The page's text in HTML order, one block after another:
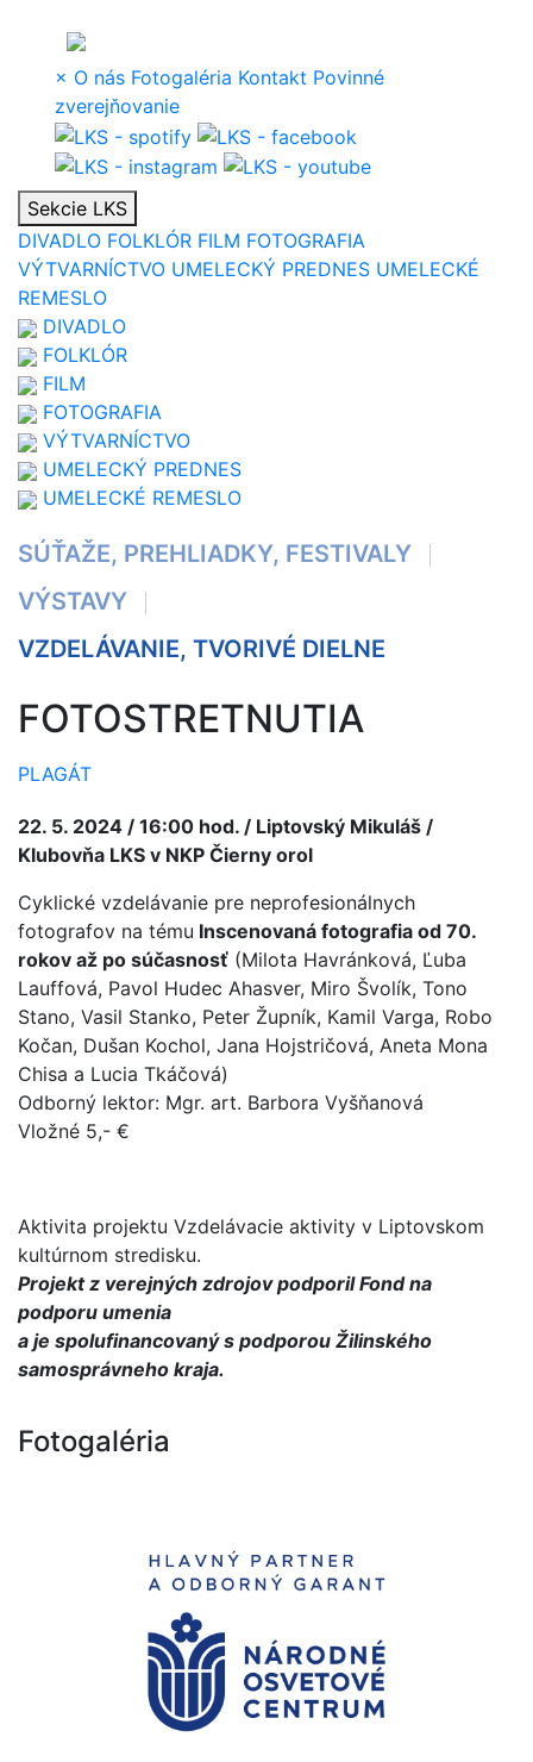
× O nás Fotogaléria Kontakt Povinné
zverejňovanie
Sekcie LKS
DIVADLO FOLKLÓR FILM FOTOGRAFIA
VÝTVARNÍCTVO UMELECKÝ PREDNES UMELECKÉ
REMESLO
DIVADLO
FOLKLÓR
FILM
FOTOGRAFIA
VÝTVARNÍCTVO
UMELECKÝ PREDNES
UMELECKÉ REMESLO
SÚŤAŽE, PREHLIADKY, FESTIVALY
VÝSTAVY
VZDELÁVANIE, TVORIVÉ DIELNE
FOTOSTRETNUTIA
PLAGÁT
22. 5. 2024 / 16:00 hod. / Liptovský Mikuláš /
Klubovňa LKS v NKP Čierny orol
Cyklické vzdelávanie pre neprofesionálnych
fotografov na tému Inscenovaná fotografia od 70.
rokov až po súčasnosť (Milota Havránková, Ľuba
Lauffová, Pavol Hudec Ahasver, Miro Švolík, Tono
Stano, Vasil Stanko, Peter Župník, Kamil Varga, Robo
Kočan, Dušan Kochol, Jana Hojstričová, Aneta Mona
Chisa a Lucia Tkáčová)
Odborný lektor: Mgr. art. Barbora Vyšňanová
Vložné 5,- €
Aktivita projektu Vzdelávacie aktivity v Liptovskom
kultúrnom stredisku.
Projekt z verejných zdrojov podporil Fond na
podporu umenia
a je spolufinancovaný s podporou Žilinského
samosprávneho kraja.
Fotogaléria